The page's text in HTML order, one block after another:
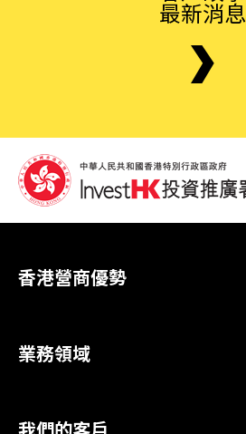
最新消息
香港營商優勢
業務領域